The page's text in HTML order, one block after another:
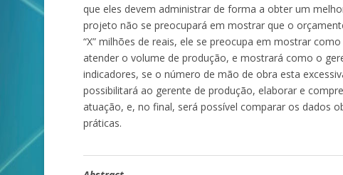
que eles devem administrar de forma a obter um
projeto não se preocupará em mostrar que o
“X” milhões de reais, ele se preocupa em mostrar
atender o volume de produção, e mostrará como o
indicadores, se o número de mão de obra esta
possibilitará ao gerente de produção, elaborar e
atuação, e, no final, será possível comparar os dados
práticas.